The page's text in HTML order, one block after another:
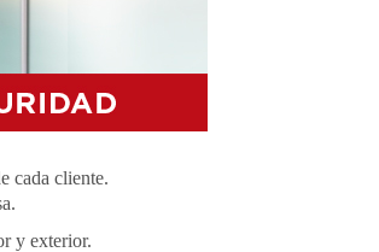
cada cliente.
y exterior.